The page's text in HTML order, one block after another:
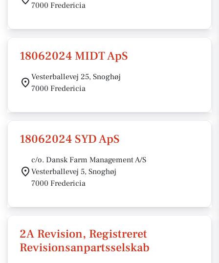
7000 Fredericia
18062024 MIDT ApS
Vesterballevej 25, Snoghøj
7000 Fredericia
18062024 SYD ApS
c/o. Dansk Farm Management A/S
Vesterballevej 5, Snoghøj
7000 Fredericia
2A Revision, Registreret
Revisionsanpartsselskab